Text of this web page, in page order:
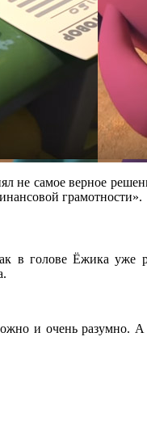
не самое верное
грамотности».
в голове Ёжика уже
и очень разумно. А